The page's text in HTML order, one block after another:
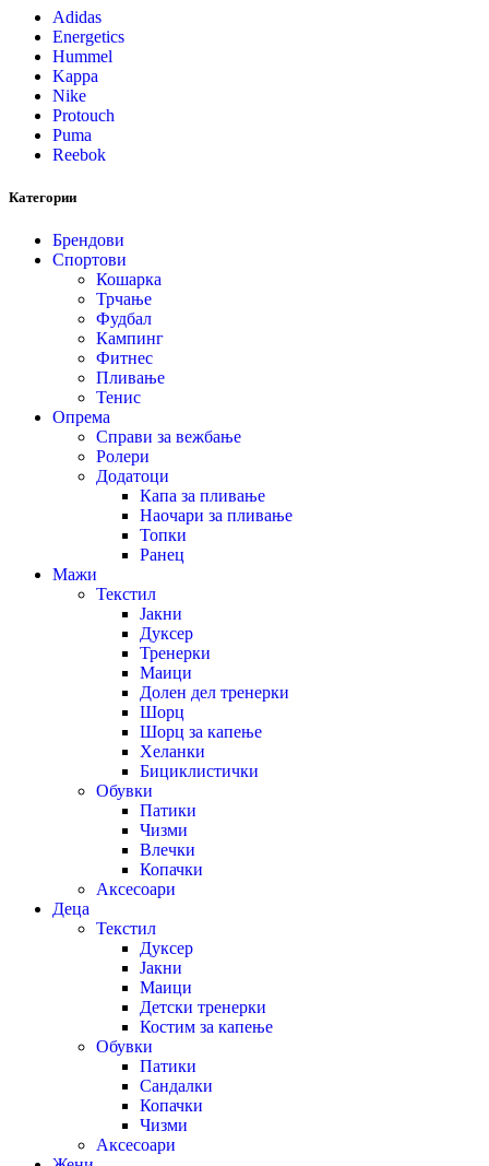
Adidas
Energetics
Hummel
Kappa
Nike
Protouch
Puma
Reebok
Категории
Брендови
Спортови
Кошарка
Трчање
Фудбал
Кампинг
Фитнес
Пливање
Тенис
Опрема
Справи за вежбање
Ролери
Додатоци
Капа за пливање
Наочари за пливање
Топки
Ранец
Мажи
Текстил
Јакни
Дуксер
Тренерки
Маици
Долен дел тренерки
Шорц
Шорц за капење
Хеланки
Бициклистички
Обувки
Патики
Чизми
Влечки
Копачки
Аксесоари
Деца
Текстил
Дуксер
Јакни
Маици
Детски тренерки
Костим за капење
Обувки
Патики
Сандалки
Копачки
Чизми
Аксесоари